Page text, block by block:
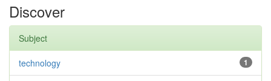
Discover
Subject
1
technology